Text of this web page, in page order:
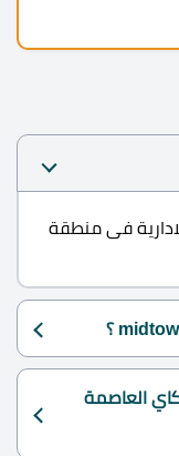
فى منطقة
العاصمة